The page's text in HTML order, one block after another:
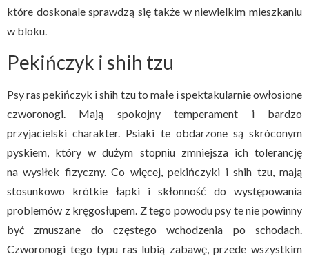
które doskonale sprawdzą się także w niewielkim mieszkaniu
w bloku.
Pekińczyk i shih tzu
Psy ras pekińczyk i shih tzu to małe i spektakularnie owłosione
czworonogi. Mają spokojny temperament i bardzo
przyjacielski charakter. Psiaki te obdarzone są skróconym
pyskiem, który w dużym stopniu zmniejsza ich tolerancję
na wysiłek fizyczny. Co więcej, pekińczyki i shih tzu, mają
stosunkowo krótkie łapki i skłonność do występowania
problemów z kręgosłupem. Z tego powodu psy te nie powinny
być zmuszane do częstego wchodzenia po schodach.
Czworonogi tego typu ras lubią zabawę, przede wszystkim